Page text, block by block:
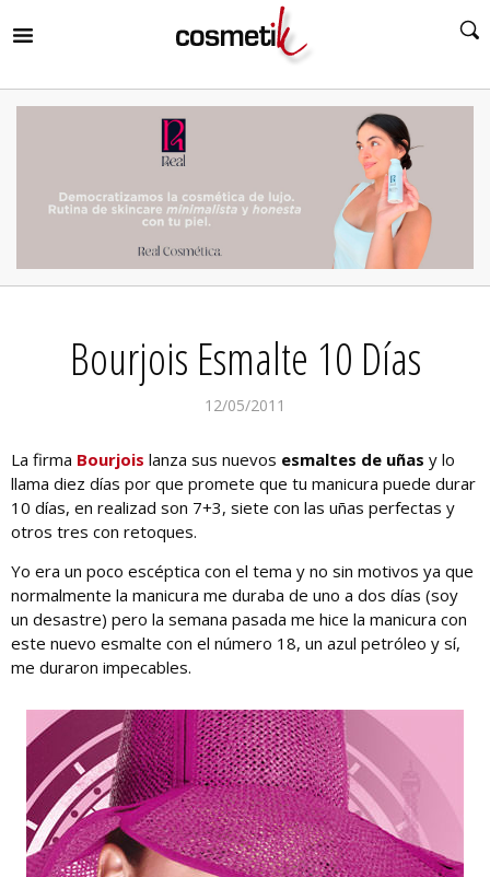
Bourjois Esmalte 10 Días
12/05/2011
La firma Bourjois lanza sus nuevos esmaltes de uñas y lo
llama diez días por que promete que tu manicura puede durar
10 días, en realizad son 7+3, siete con las uñas perfectas y
otros tres con retoques.
Yo era un poco escéptica con el tema y no sin motivos ya que
normalmente la manicura me duraba de uno a dos días (soy
un desastre) pero la semana pasada me hice la manicura con
este nuevo esmalte con el número 18, un azul petróleo y sí,
me duraron impecables.